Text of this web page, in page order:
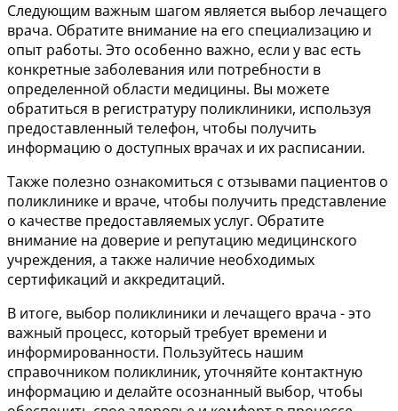
Следующим важным шагом является выбор лечащего
врача. Обратите внимание на его специализацию и
опыт работы. Это особенно важно, если у вас есть
конкретные заболевания или потребности в
определенной области медицины. Вы можете
обратиться в регистратуру поликлиники, используя
предоставленный телефон, чтобы получить
информацию о доступных врачах и их расписании.
Также полезно ознакомиться с отзывами пациентов о
поликлинике и враче, чтобы получить представление
о качестве предоставляемых услуг. Обратите
внимание на доверие и репутацию медицинского
учреждения, а также наличие необходимых
сертификаций и аккредитаций.
В итоге, выбор поликлиники и лечащего врача - это
важный процесс, который требует времени и
информированности. Пользуйтесь нашим
справочником поликлиник, уточняйте контактную
информацию и делайте осознанный выбор, чтобы